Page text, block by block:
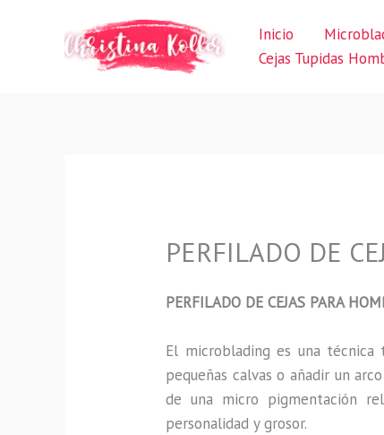
Inicio
Cejas Tupidas
PERFILADO DE
PERFILADO DE CEJAS PARA
El microbladinges una técnica
pequeñas calvas o añadir un
de una micro pigmentación
personalidad y grosor.